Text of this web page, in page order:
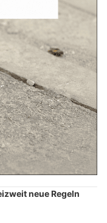
neue Regeln